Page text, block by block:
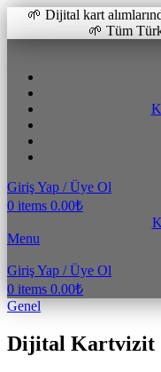
🌱 Dijital kart
🌱 Tüm
Giriş Yap / Üye Ol
0 items 0.00₺
Menu
Giriş Yap / Üye Ol
0 items 0.00₺
Genel
Dijital Kartvizit